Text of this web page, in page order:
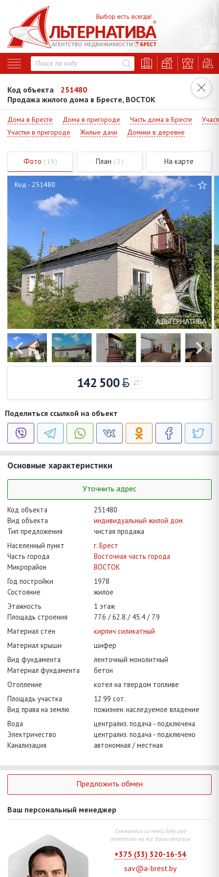
Код объекта
251480
Продажа жилого дома в Бресте, ВОСТОК
Дома в Бресте Дома в пригороде Часть дома в Бресте
Участки в пригороде
Жилые дачи Домики в деревне
Фото ( 19 ) План ( 2 ) На карте
Код - 251480
142 500
Поделиться ссылкой на объект
Основные характеристики
Уточнить адрес
Код объекта
251480
Вид объекта
индивидуальный жилой дом
Тип предложения
чистая продажа
Населенный пункт
г. Брест
Часть города
Восточная часть города
Микрорайон
ВОСТОК
Год постройки
1978
Состояние
жилое
Этажность
1 этаж
Площадь строения
77.6 62.8 45.4
7.9
Материал стен
кирпич силикатный
Материал крыши
шифер
Вид фундамента
ленточный монолитный
Материал фундамента
бетон
Отопление
котел на твердом топливе
Площадь участка
12.99 сот.
Вид права на землю
пожизнен. наследуемое владение
Вода
централиз. подача - подключена
Электричество
централиз. подача - подключено
Канализация
автономная / местная
Предложить обмен
Ваш персональный менеджер
Свяжитесь со мной, буду рад
ответить на все Ваши вопросы
+375 (33) 320-16-54
sav@a-brest.by